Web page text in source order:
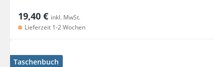
19,40 € inkl. MwSt.
Lieferzeit 1-2 Wochen
Taschenbuch